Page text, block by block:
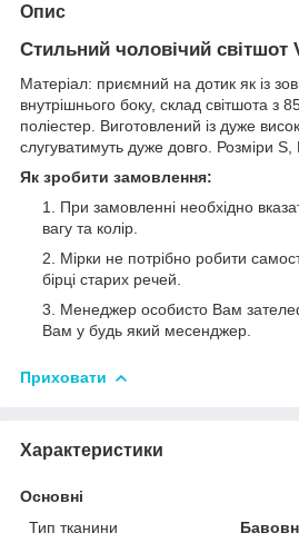
Опис
Стильний чоловічий світшот
Матеріал: приємний на дотик як із
внутрішнього боку, склад світшота з
поліестер. Виготовлений із дуже
слугуватимуть дуже довго. Розміри S,
Як зробити замовлення:
При замовленні необхідно
вагу та колір.
Мірки не потрібно робити
бірці старих речей.
Менеджер особисто Вам
Вам у будь який месенджер.
Приховати
Характеристики
Основні
Тип тканини